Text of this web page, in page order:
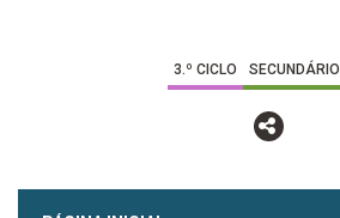
3.º CICLO SECUNDÁRIO